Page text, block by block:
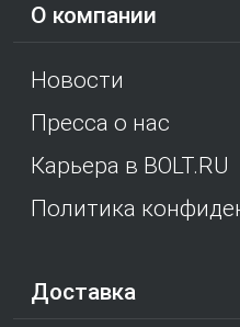
О компании
Новости
Пресса о нас
Карьера в BOLT.RU
Политика
Доставка